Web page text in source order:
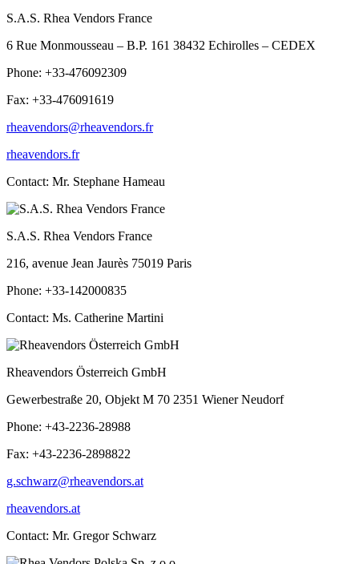
S.A.S. Rhea Vendors France
6 Rue Monmousseau – B.P. 161 38432 Echirolles – CEDEX
Phone: +33-476092309
Fax: +33-476091619
rheavendors@rheavendors.fr
rheavendors.fr
Contact: Mr. Stephane Hameau
S.A.S. Rhea Vendors France
216, avenue Jean Jaurès 75019 Paris
Phone: +33-142000835
Contact: Ms. Catherine Martini
Rheavendors Österreich GmbH
Gewerbestraße 20, Objekt M 70 2351 Wiener Neudorf
Phone: +43-2236-28988
Fax: +43-2236-2898822
g.schwarz@rheavendors.at
rheavendors.at
Contact: Mr. Gregor Schwarz